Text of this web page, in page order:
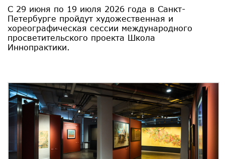
С 29 июня по 19 июля 2026 года в Санкт-
Петербурге пройдут художественная и
хореографическая сессии международного
просветительского проекта Школа
Иннопрактики.